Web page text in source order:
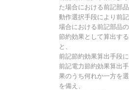
た場合における前記部
動作選択手段により前
場合における前記部品
節約効果として算出す
と、
前記節約効果算出手段
前記電力節約効果算出
果のうち何れか一方を
を備え、